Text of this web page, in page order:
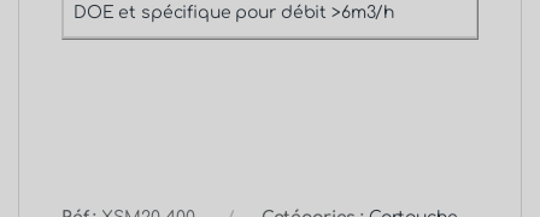
DOE et spécifique pour débit >6m3/h